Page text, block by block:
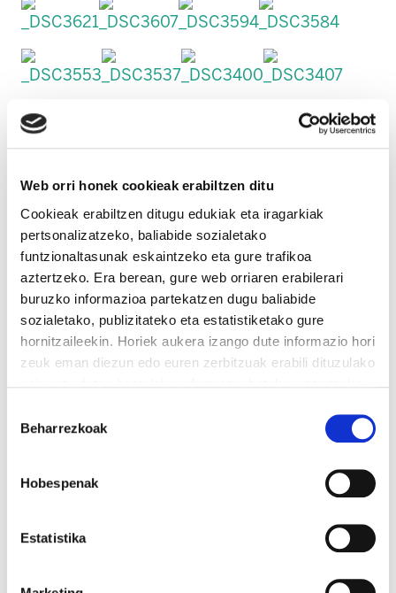
Web orri honek cookieak erabiltzen ditu
Cookieak erabiltzen ditugu edukiak eta iragarkiak
pertsonalizatzeko, baliabide sozialetako
funtzionaltasunak eskaintzeko eta gure trafikoa
aztertzeko. Era berean, gure web orriaren erabilerari
buruzko informazioa partekatzen dugu baliabide
sozialetako, publizitateko eta estatistiketako gure
hornitzaileekin. Horiek aukera izango dute informazio hori
zeuk eman diezun edo euren zerbitzuak erabili dituzulako
hautatzea
Beharrezkoak
Hobespenak
Estatistika